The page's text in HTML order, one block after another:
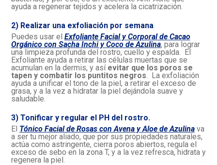
ayuda a regenerar tejidos y acelera la cicatrización.
2) Realizar una exfoliación por semana.
Puedes usar el Exfoliante Facial y Corporal de Cacao
Orgánico con Sacha Inchi y Coco de Azulina, para lograr
una limpieza profunda del rostro, cuello y espalda. El
Exfoliante ayuda a retirar las células muertas que se
acumulan en la dermis, y así evitar que los poros se
tapen y combatir los puntitos negros. La exfoliación
ayuda a unificar el tono de la piel, a retirar el exceso de
grasa, y a la vez a hidratar la piel dejándola suave y
saludable.
3) Tonificar y regular el PH del rostro.
El Tónico Facial de Rosas con Avena y Aloe de Azulina va
a ser tu mejor aliado, que por sus propiedades naturales,
actúa como astringente, cierra poros abiertos, regula el
exceso de sebo en la zona T, y a la vez refresca, hidrata y
regenera la piel.